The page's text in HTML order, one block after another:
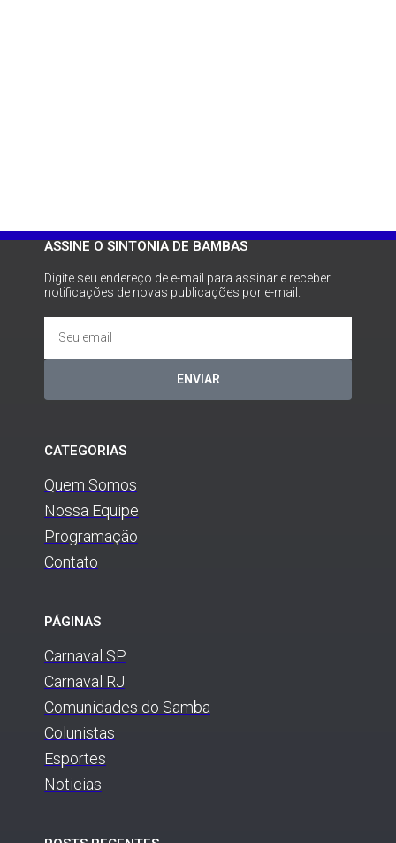
ASSINE O SINTONIA DE BAMBAS
Digite seu endereço de e-mail para assinar e receber
notificações de novas publicações por e-mail.
ENVIAR
CATEGORIAS
Quem Somos
Nossa Equipe
Programação
Contato
PÁGINAS
Carnaval SP
Carnaval RJ
Comunidades do Samba
Colunistas
Esportes
Noticias